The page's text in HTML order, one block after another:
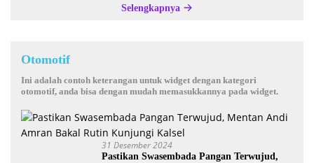
Selengkapnya
Otomotif
Ini adalah contoh keterangan untuk widget dengan kategori
otomotif, anda bisa dengan mudah memasukkannya pada widget.
31 Desember 2024
Pastikan Swasembada Pangan Terwujud,